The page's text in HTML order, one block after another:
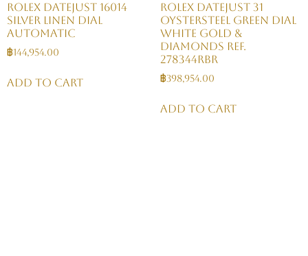
Rolex Datejust 16014
Silver Linen Dial
Automatic
฿144,954.00
Add to cart
Rolex Datejust 31
Oystersteel Green Dial
White Gold &
Diamonds Ref.
278344RBR
฿398,954.00
Add to cart